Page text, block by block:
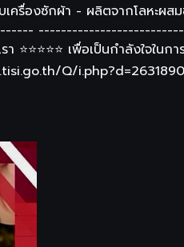
เครื่องซักผ้า - ผลิตจากโลห
เพื่อเป็นกำลังใจในกา
Q/